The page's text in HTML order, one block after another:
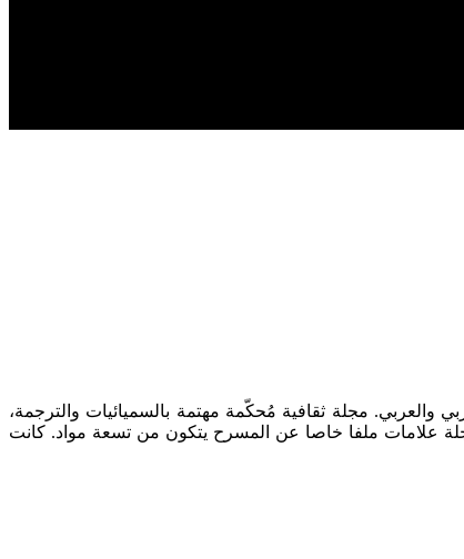
الثقافي المغربي والعربي. مجلة ثقافية مُحكّمة مهتمة بالسميائيات والترجمة،
الانتظام في الصدور والاستمرارية منذ 1994. ويتضمن العدد الجديد من مجلة علامات ملفا خاصا عن المسرح يتكون من تسعة مواد. كانت